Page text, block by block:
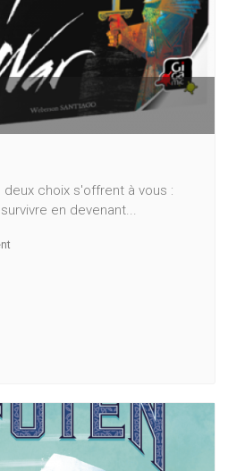
choix s'offrent à vous :
en devenant...